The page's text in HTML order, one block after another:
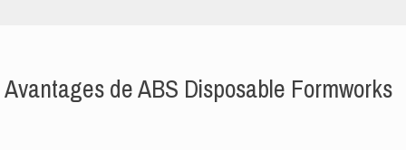
Avantages de ABS Disposable Formworks